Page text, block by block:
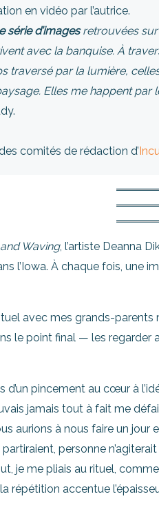
en vidéo par l’autrice.
série d’imagesretrouvées sur
avec la banquise. À
traversé par la lumière,
Elles me happent
comités de rédaction d’
Waving, l’artiste Deanna
l’Iowa. À chaque fois, une
avec mes grands-
le point final — les regarder
pincement au cœur à
jamais tout à fait me
aurions à nous faire un
personne
je me pliais au rituel,
répétition accentue